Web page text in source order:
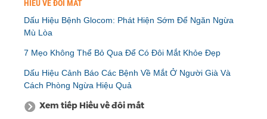
HIỂU VỀ ĐÔI MẮT
Dấu Hiệu Bệnh Glocom: Phát Hiện Sớm Để Ngăn Ngừa
Mù Lòa
7 Mẹo Không Thể Bỏ Qua Để Có Đôi Mắt Khỏe Đẹp
Dấu Hiệu Cảnh Báo Các Bệnh Về Mắt Ở Người Già Và
Cách Phòng Ngừa Hiệu Quả
Xem tiếp Hiểu về đôi mắt